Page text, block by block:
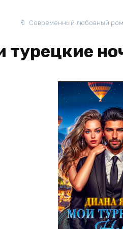
Современный любовный
турецкие